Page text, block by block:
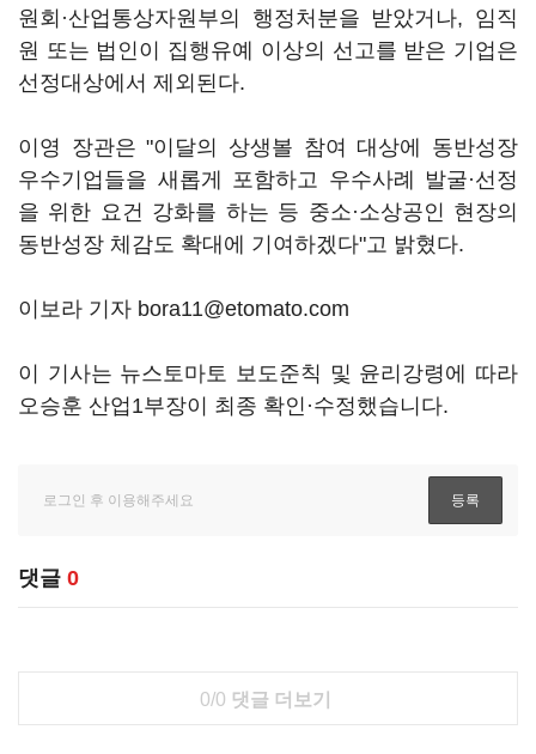
원회·산업통상자원부의 행정처분을 받았거나, 임직
원 또는 법인이 집행유예 이상의 선고를 받은 기업은
선정대상에서 제외된다.
이영 장관은 "이달의 상생볼 참여 대상에 동반성장
우수기업들을 새롭게 포함하고 우수사례 발굴·선정
을 위한 요건 강화를 하는 등 중소·소상공인 현장의
동반성장 체감도 확대에 기여하겠다"고 밝혔다.
이보라 기자 bora11@etomato.com
이 기사는 뉴스토마토 보도준칙 및 윤리강령에 따라
오승훈 산업1부장이 최종 확인·수정했습니다.
댓글 0
0/0 댓글 더보기